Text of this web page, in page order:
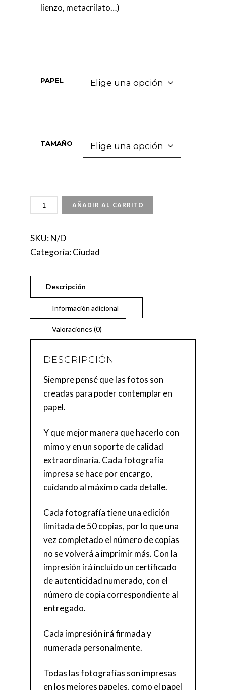
lienzo, metacrilato…)
PAPEL
TAMAÑO
LINES
AND
AÑADIR AL CARRITO
SKU:N/D
Categoría:Ciudad
DESCRIPCIÓN
Siempre pensé que las fotos son
creadas para poder contemplar en
papel.
Y que mejor manera que hacerlo con
mimo y en un soporte de calidad
extraordinaria. Cada fotografía
impresa se hace por encargo,
cuidando al máximo cada detalle.
Cada fotografía tiene una edición
limitada de 50 copias, por lo que una
vez completado el número de copias
no se volverá a imprimir más. Con la
impresión irá incluido un certificado
de autenticidad numerado, con el
número de copia correspondiente al
entregado.
Cada impresión irá firmada y
numerada personalmente.
Todas las fotografías son impresas
en los mejores papeles, como el papel